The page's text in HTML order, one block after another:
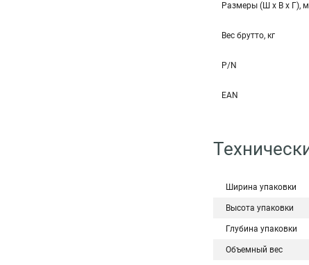
Размеры (Ш x В x Г),
Вес брутто, кг
P/N
EAN
Ширина упаковки
Высота упаковки
Глубина упаковки
Объемный вес